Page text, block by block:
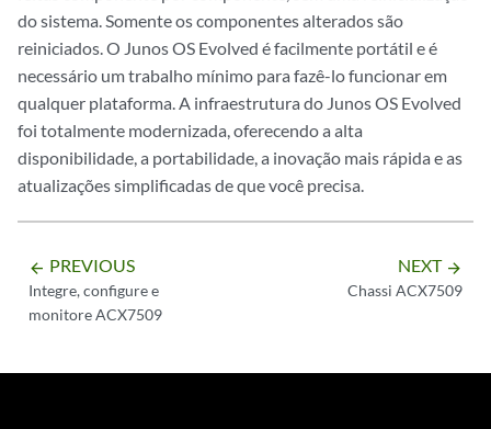
do sistema. Somente os componentes alterados são
reiniciados. O Junos OS Evolved é facilmente portátil e é
necessário um trabalho mínimo para fazê-lo funcionar em
qualquer plataforma. A infraestrutura do Junos OS Evolved
foi totalmente modernizada, oferecendo a alta
disponibilidade, a portabilidade, a inovação mais rápida e as
atualizações simplificadas de que você precisa.
arrow_backward PREVIOUS
Integre, configure e
monitore ACX7509
NEXT arrow_forward
Chassi ACX7509